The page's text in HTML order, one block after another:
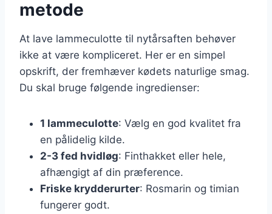
metode
At lave lammeculotte til nytårsaften behøver
ikke at være kompliceret. Her er en simpel
opskrift, der fremhæver kødets naturlige smag.
Du skal bruge følgende ingredienser:
1 lammeculotte: Vælg en god kvalitet fra
en pålidelig kilde.
2-3 fed hvidløg: Finthakket eller hele,
afhængigt af din præference.
Friske krydderurter: Rosmarin og timian
fungerer godt.